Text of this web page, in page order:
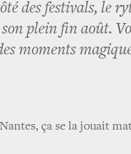
des festivals, le
plein fin août.
moments
ça se la jouait